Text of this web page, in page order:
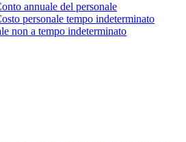
annuale del personale
personale tempo indeterminato
non a tempo indeterminato